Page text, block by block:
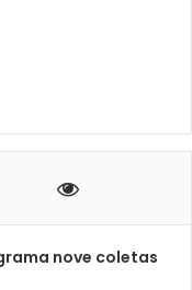
nove coletas